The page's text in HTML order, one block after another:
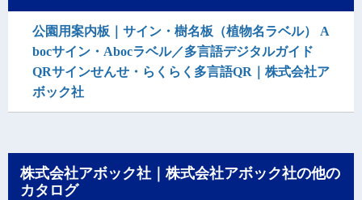
公園用案内板｜サイン・樹名板（植物名ラベル） A
bocサイン・Abocラベル／多言語デジタルガイド
QRサインせんせ・らくらく多言語QR｜株式会社ア
ボック社
株式会社アボック社｜株式会社アボック社の他の
カタログ